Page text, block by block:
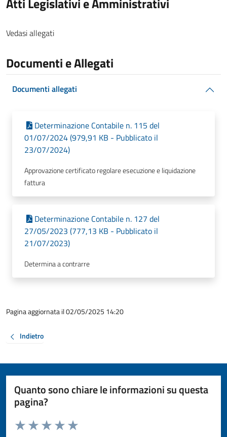
Vedasi allegati
Documenti e Allegati
Documenti allegati
Determinazione Contabile n. 115 del
01/07/2024 (979,91 KB - Pubblicato il
23/07/2024)
Approvazione certificato regolare esecuzione e liquidazione
fattura
Determinazione Contabile n. 127 del
27/05/2023 (777,13 KB - Pubblicato il
21/07/2023)
Determina a contrarre
Pagina aggiornata il 02/05/2025 14:20
Indietro
Quanto sono chiare le informazioni su questa
pagina?
Valuta da 1 a 5 stelle la pagina